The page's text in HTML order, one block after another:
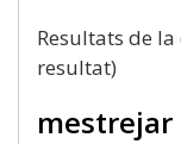
Resultats de la
resultat)
mestrejar